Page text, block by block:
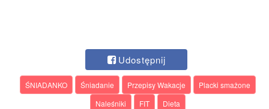
Udostępnij
ŚNIADANKO Śniadanie Przepisy Wakacje
Placki smażone
Naleśniki
FIT Dieta